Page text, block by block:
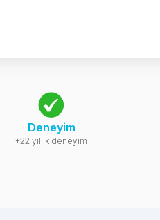
Deneyim
+22 yıllık deneyim